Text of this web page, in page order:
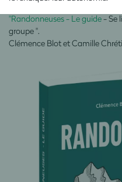
"Randonneuses - Le guide- Se
groupe ".
Clémence Blot et Camille